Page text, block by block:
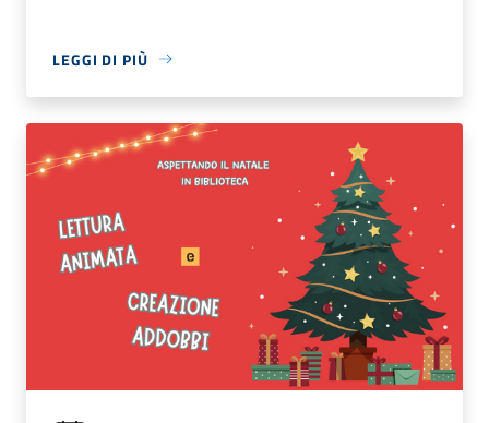
LEGGI DI PIÙ